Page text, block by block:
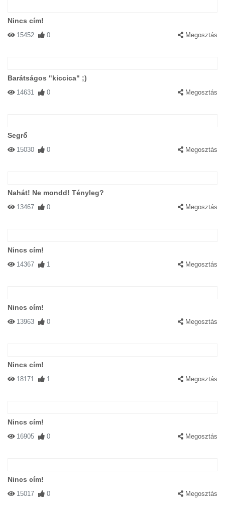
Nincs cím!
15452 0 Megosztás
Barátságos "kiccica" ;)
14631 0 Megosztás
Segrő
15030 0 Megosztás
Nahát! Ne mondd! Tényleg?
13467 0 Megosztás
Nincs cím!
14367 1 Megosztás
Nincs cím!
13963 0 Megosztás
Nincs cím!
18171 1 Megosztás
Nincs cím!
16905 0 Megosztás
Nincs cím!
15017 0 Megosztás